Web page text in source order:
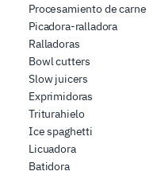
Procesamiento de carne
Picadora-ralladora
Ralladoras
Bowl cutters
Slow juicers
Exprimidoras
Triturahielo
Ice spaghetti
Licuadora
Batidora